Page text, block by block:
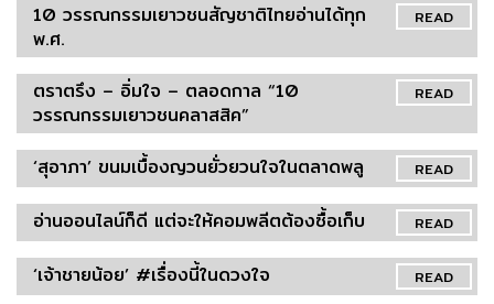
READ
10 วรรณกรรมเยาวชนสัญชาติไทยอ่านได้ทุก
พ.ศ.
READ
ตราตรึง – อิ่มใจ – ตลอดกาล “10
วรรณกรรมเยาวชนคลาสสิค”
READ
‘สุอาภา’ ขนมเบื้องญวนยั่วยวนใจในตลาดพลู
READ
อ่านออนไลน์ก็ดี แต่จะให้คอมพลีตต้องซื้อเก็บ
READ
‘เจ้าชายน้อย’ #เรื่องนี้ในดวงใจ